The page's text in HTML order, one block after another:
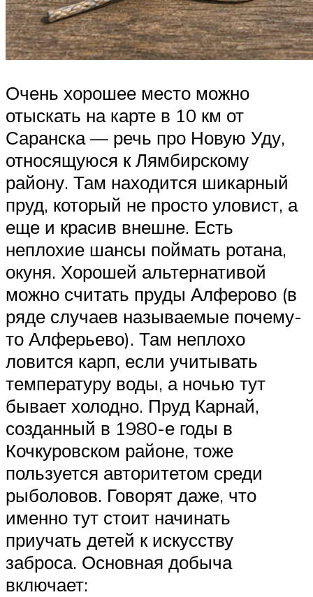
Очень хорошее место можно
отыскать на карте в 10 км от
Саранска — речь про Новую Уду,
относящуюся к Лямбирскому
району. Там находится шикарный
пруд, который не просто уловист, а
еще и красив внешне. Есть
неплохие шансы поймать ротана,
окуня. Хорошей альтернативой
можно считать пруды Алферово (в
ряде случаев называемые почему-
то Алферьево). Там неплохо
ловится карп, если учитывать
температуру воды, а ночью тут
бывает холодно. Пруд Карнай,
созданный в 1980-е годы в
Кочкуровском районе, тоже
пользуется авторитетом среди
рыболовов. Говорят даже, что
именно тут стоит начинать
приучать детей к искусству
заброса. Основная добыча
включает: